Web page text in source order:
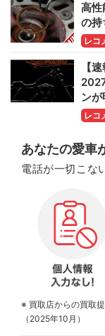
高性
の持
レコ
【
ン
レコ
あなたの愛車
電話が一切こな
※ 買取店からの買取
（2025年10月）